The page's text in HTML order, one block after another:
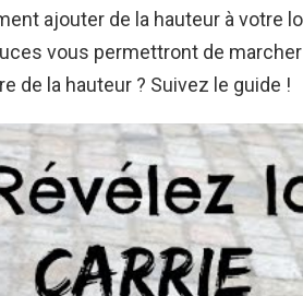
ajouter de la hauteur à votre
vous permettront de
de la hauteur ? Suivez le guide !